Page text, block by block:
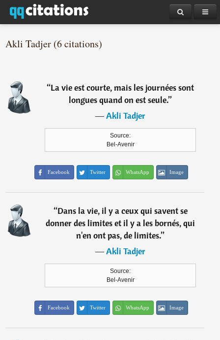
Akli Tadjer (6 citations)
“La vie est courte, mais les journées sont
longues quand on est seule.”
―Akli Tadjer
Source:
Bel-Avenir
Facebook Twitter WhatsApp Image
“Dans la vie, il y a ceux qui savent se
donner des limites et il y a les bornés, qui
n'en ont pas, de limites.”
―Akli Tadjer
Source:
Bel-Avenir
Facebook Twitter WhatsApp Image